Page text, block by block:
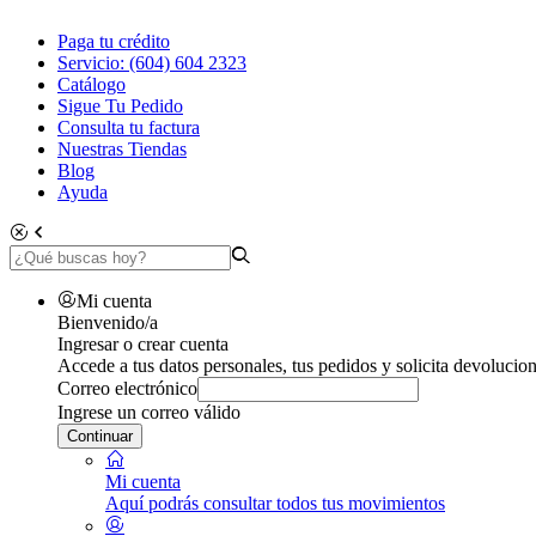
Paga tu crédito
Servicio: (604) 604 2323
Catálogo
Sigue Tu Pedido
Consulta tu factura
Nuestras Tiendas
Blog
Ayuda
Mi cuenta
Bienvenido/a
Ingresar o crear cuenta
Accede a tus datos personales, tus pedidos y solicita
Correo electrónico
Ingrese un correo válido
Continuar
Mi cuenta
Aquí podrás consultar todos tus movimientos